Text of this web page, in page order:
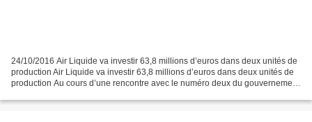
24/10/2016 Air Liquide va investir 63,8 millions d’euros dans deux unités de
production Air Liquide va investir 63,8 millions d’euros dans deux unités de
production Au cours d’une rencontre avec le numéro deux du gouvernement